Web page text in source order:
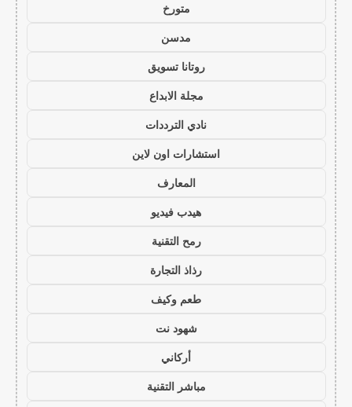
متورخ
مدسن
روتانا تسويق
مجلة الابداع
نادي الترددات
استشارات اون لاين
المعارف
هيدب فيديو
رمح التقنية
رذاذ التجارة
طعم وكيف
شهود نت
أركاني
مباشر التقنية